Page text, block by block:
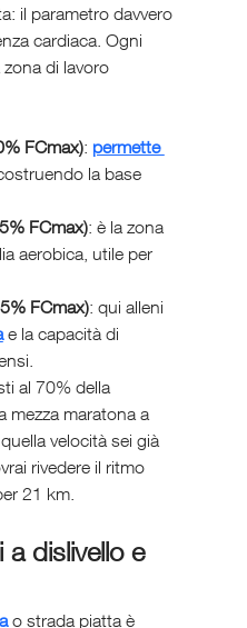
il parametro davvero
cardiaca. Ogni
di lavoro
FCmax): permette
la base
FCmax): è la zona
aerobica, utile per
FCmax): qui alleni
e la capacità di
al 70% della
mezza maratona a
velocità sei già
rivedere il ritmo
21 km.
a dislivello e
o strada piatta è